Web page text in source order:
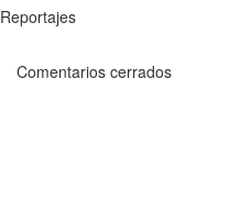
Reportajes
Comentarios cerrados